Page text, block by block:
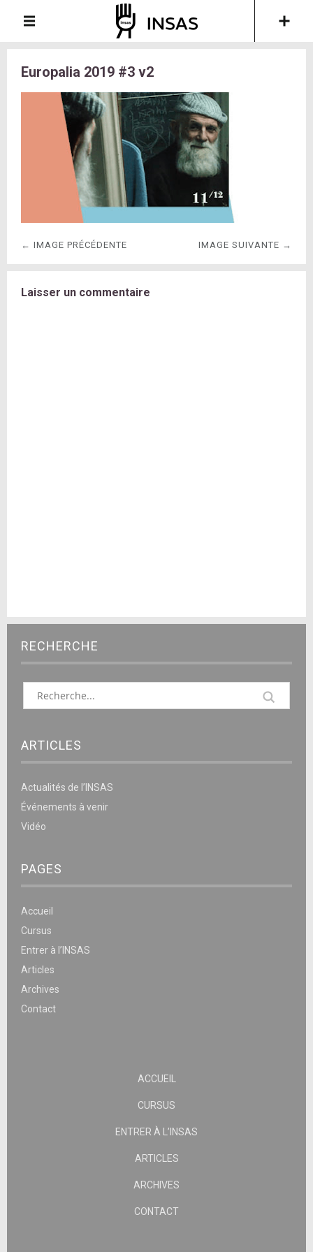
Europalia 2019 #3 v2
← IMAGE PRÉCÉDENTE IMAGE SUIVANTE →
Laisser un commentaire
RECHERCHE
ARTICLES
Actualités de l’INSAS
Événements à venir
Vidéo
PAGES
Accueil
Cursus
Entrer à l’INSAS
Articles
Archives
Contact
ACCUEIL
CURSUS
ENTRER À L’INSAS
ARTICLES
ARCHIVES
CONTACT